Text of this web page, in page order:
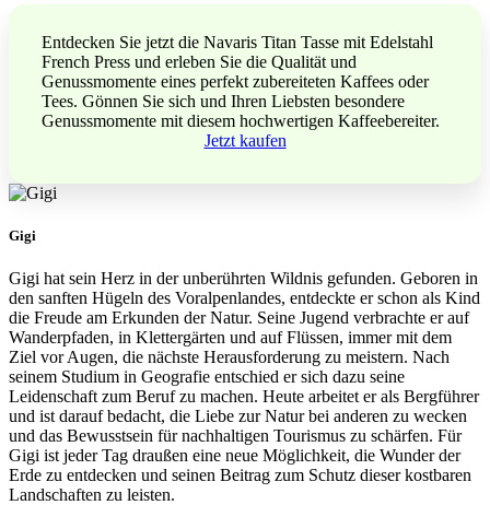
Entdecken Sie jetzt die Navaris Titan Tasse mit Edelstahl
French Press und erleben Sie die Qualität und
Genussmomente eines perfekt zubereiteten Kaffees oder
Tees. Gönnen Sie sich und Ihren Liebsten besondere
Genussmomente mit diesem hochwertigen Kaffeebereiter.
Jetzt kaufen
Gigi
Gigi hat sein Herz in der unberührten Wildnis gefunden. Geboren in
den sanften Hügeln des Voralpenlandes, entdeckte er schon als Kind
die Freude am Erkunden der Natur. Seine Jugend verbrachte er auf
Wanderpfaden, in Klettergärten und auf Flüssen, immer mit dem
Ziel vor Augen, die nächste Herausforderung zu meistern. Nach
seinem Studium in Geografie entschied er sich dazu seine
Leidenschaft zum Beruf zu machen. Heute arbeitet er als Bergführer
und ist darauf bedacht, die Liebe zur Natur bei anderen zu wecken
und das Bewusstsein für nachhaltigen Tourismus zu schärfen. Für
Gigi ist jeder Tag draußen eine neue Möglichkeit, die Wunder der
Erde zu entdecken und seinen Beitrag zum Schutz dieser kostbaren
Landschaften zu leisten.